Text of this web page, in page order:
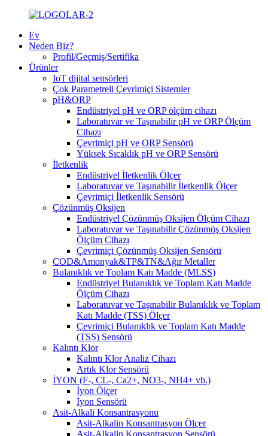
Ev
Neden Biz?
Profil/Geçmiş/Sertifika
Ürünler
IoT dijital sensörleri
Çok Parametreli Çevrimiçi Sistemler
pH&ORP
Endüstriyel pH ve ORP ölçüm cihazı
Laboratuvar ve Taşınabilir pH ve ORP Ölçüm
Cihazı
Çevrimiçi pH ve ORP Sensörü
Yüksek Sıcaklık pH ve ORP Sensörü
İletkenlik
Endüstriyel İletkenlik Ölçer
Laboratuvar ve Taşınabilir İletkenlik Ölçer
Çevrimiçi İletkenlik Sensörü
Çözünmüş Oksijen
Endüstriyel Çözünmüş Oksijen Ölçüm Cihazı
Laboratuvar ve Taşınabilir Çözünmüş Oksijen
Ölçüm Cihazı
Çevrimiçi Çözünmüş Oksijen Sensörü
COD&Amonyak&TP&TN&Ağır Metaller
Bulanıklık ve Toplam Katı Madde (MLSS)
Endüstriyel Bulanıklık ve Toplam Katı Madde
Ölçüm Cihazı
Laboratuvar ve Taşınabilir Bulanıklık ve Toplam
Katı Madde (TSS) Ölçer
Çevrimiçi Bulanıklık ve Toplam Katı Madde
(TSS) Sensörü
Kalıntı Klor
Kalıntı Klor Analiz Cihazı
Artık Klor Sensörü
İYON (F-, CL-, Ca2+, NO3-, NH4+ vb.)
İyon Ölçer
İyon Sensörü
Asit-Alkali Konsantrasyonu
Asit-Alkalin Konsantrasyon Ölçer
Asit-Alkalin Konsantrasyon Sensörü